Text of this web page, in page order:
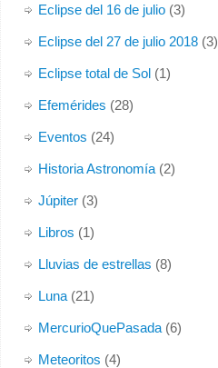
Eclipse del 16 de julio(3)
Eclipse del 27 de julio 2018(3)
Eclipse total de Sol(1)
Efemérides (28)
Eventos (24)
Historia Astronomía(2)
Júpiter(3)
Libros (1)
Lluvias de estrellas (8)
Luna(21)
MercurioQuePasada(6)
Meteoritos (4)